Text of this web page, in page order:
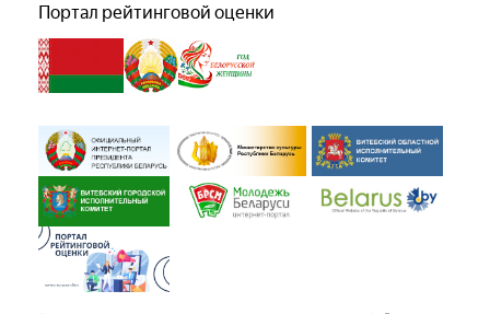
Портал рейтинговой оценки